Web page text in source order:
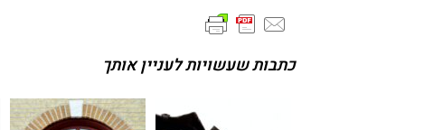
כתבות שעשויות לעניין אותך